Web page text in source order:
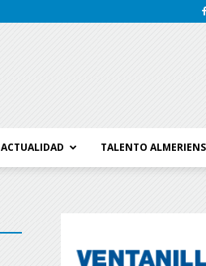
ACTUALIDAD TALENTO